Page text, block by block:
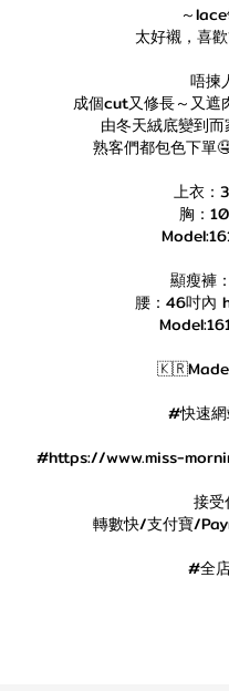
～
太好襯，喜
唔揀
成個cut又修長～又遮
由冬天絨底變到
熟客們都包色下單
上衣：
胸：
顯瘦褲
腰：46吋內
#快速網
#https://www.miss-
接受
轉數快/支付寶/
#全